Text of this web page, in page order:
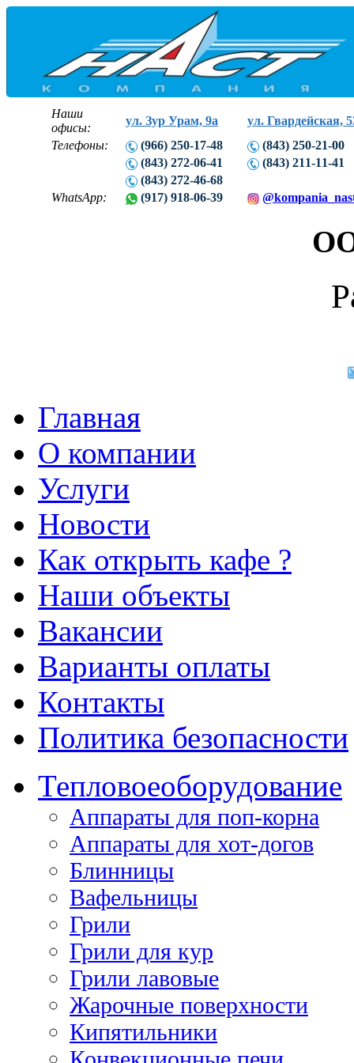
Наши
офисы:
ул. Зур Урам, 9а
ул. Гвардейская,
Телефоны:
(966) 250-17-48
(843) 250-21-00
(843) 272-06-41
(843) 211-11-41
(843) 272-46-68
WhatsApp:
(917) 918-06-39
Главная
О компании
Услуги
Новости
Как открыть кафе ?
Наши объекты
Вакансии
Варианты оплаты
Контакты
Политика безопасности
Тепловоеоборудование
Аппараты для поп-корна
Аппараты для хот-догов
Блинницы
Вафельницы
Грили
Грили для кур
Грили лавовые
Жарочные поверхности
Кипятильники